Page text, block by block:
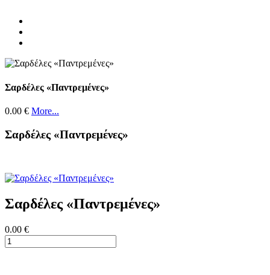
Σαρδέλες «Παντρεμένες»
0.00 € More...
Σαρδέλες «Παντρεμένες»
Σαρδέλες «Παντρεμένες»
0.00 €